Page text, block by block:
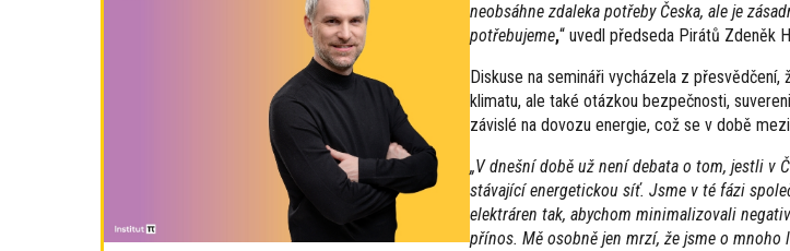
neobsáhne zdaleka potřeby Česka, ale je
potřebujeme,“ uvedl předseda Pirátů Zdeněk
Diskuse na semináři vycházela z
klimatu, ale také otázkou bezpečnosti,
závislé na dovozu energie, což se v době
„V dnešní době už není debata o tom, jestli v
stávající energetickou síť. Jsme v té fázi
elektráren tak, abychom minimalizovali
přínos. Mě osobně jen mrzí, že jsme o